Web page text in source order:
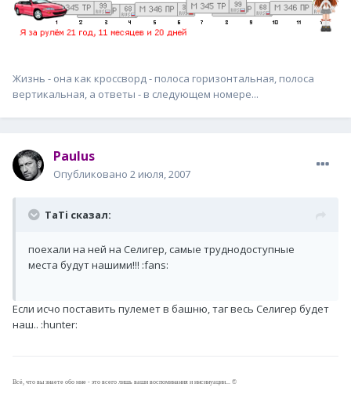
Жизнь - она как кроссворд - полоса горизонтальная, полоса
вертикальная, а ответы - в следующем номере...
Paulus
Опубликовано 2 июля, 2007
TaTi сказал:
поехали на ней на Селигер, самые труднодоступные
места будут нашими!!! :fans:
Если исчо поставить пулемет в башню, таг весь Селигер будет
наш.. :hunter:
Всё, что вы знаете обо мне - это всего лишь ваши воспоминания и инсинуации... ©